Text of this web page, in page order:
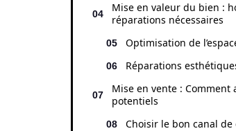
Mise en valeur du bien :
réparations nécessaires
Optimisation de
Réparations
Mise en vente :
potentiels
Choisir le bon canal